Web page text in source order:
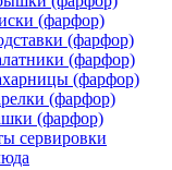
(фарфор)
(фарфор)
(фарфор)
(фарфор)
(фарфор)
(фарфор)
сервировки